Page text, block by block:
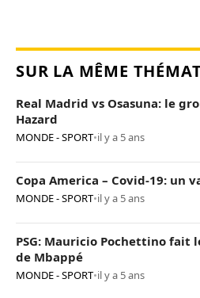
SUR LA MÊME
Real Madrid vs Osasuna: le
Hazard
MONDE - SPORT•il y a 5 ans
Copa America – Covid-19: un
MONDE - SPORT•il y a 5 ans
PSG: Mauricio Pochettino fait
de Mbappé
MONDE - SPORT•il y a 5 ans